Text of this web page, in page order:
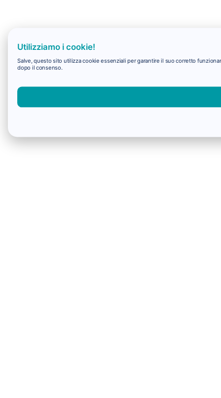
Utilizziamo i cookie!
Salve, questo sito utilizza cookie essenziali per garantire il suo corretto
dopo il consenso.